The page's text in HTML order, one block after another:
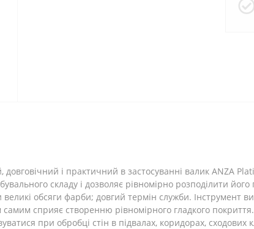
і практичний в застосуванні валик ANZA
складу і дозволяє рівномірно розподілити його
обсяги фарби; довгий термін служби. Інструмент
сприяє створенню рівномірного гладкого
при обробці стін в підвалах, коридорах, сходових